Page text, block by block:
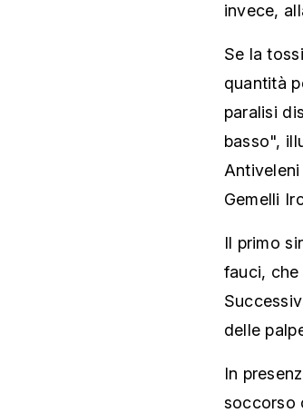
invece,
Se la
quantità
paralisi
basso",
Gemelli
Il primo
fauci, che
delle
In
soccorso